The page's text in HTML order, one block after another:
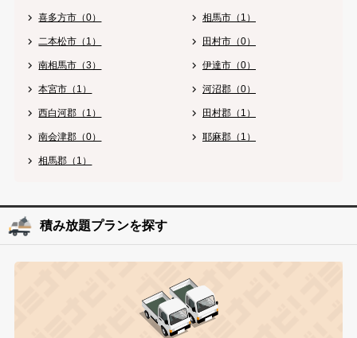
喜多方市（0） 相馬市（1）
二本松市（1） 田村市（0）
南相馬市（3） 伊達市（0）
本宮市（1） 河沼郡（0）
西白河郡（1） 田村郡（1）
南会津郡（0） 耶麻郡（1）
相馬郡（1）
積み放題プランを探す